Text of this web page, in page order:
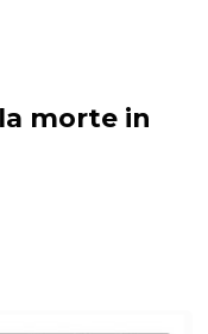
morte in